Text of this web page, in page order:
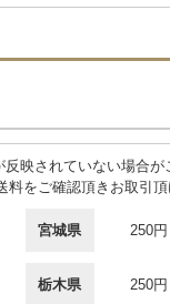
映されていない場合が
をご確認頂きお取引頂
宮城県 250円
栃木県 250円